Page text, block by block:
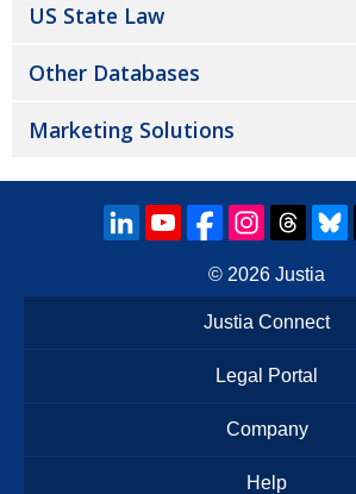
US State Law
Other Databases
Marketing Solutions
© 2026 Justia
Justia Connect
Legal Portal
Company
Help